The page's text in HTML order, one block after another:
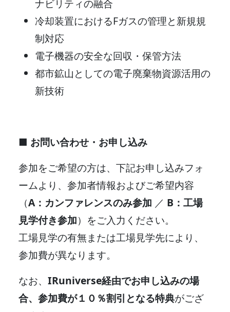
ナビリティの融合
冷却装置におけるFガスの管理と新規規
制対応
電子機器の安全な回収・保管方法
都市鉱山としての電子廃棄物資源活用の
新技術
■ お問い合わせ・お申し込み
参加をご希望の方は、下記お申し込みフォ
ームより、参加者情報およびご希望内容
（A：カンファレンスのみ参加 ／ B：工場
見学付き参加）をご入力ください。
工場見学の有無または工場見学先により、
参加費が異なります。
なお、 IRuniverse経由でお申し込みの場
合、参加費が１０％割引となる特典がござ